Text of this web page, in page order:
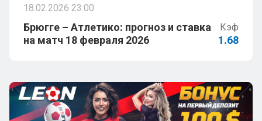
18.02.2026 23:00
Брюгге – Атлетико: прогноз и ставка
на матч 18 февраля 2026
Кэф
1.68